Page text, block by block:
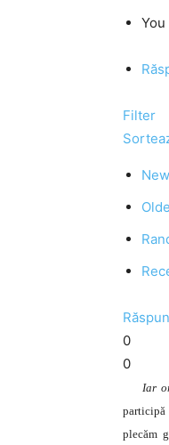
Filter
0
0
Iar
participă
plecăm